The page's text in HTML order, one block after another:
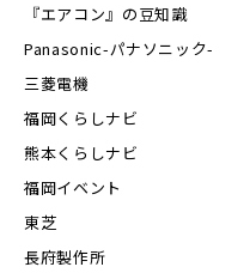
『エアコン』の豆知識
Panasonic-パナソニック-
三菱電機
福岡くらしナビ
熊本くらしナビ
福岡イベント
東芝
長府製作所